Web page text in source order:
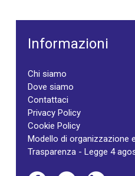
Informazioni
Chi siamo
Dove siamo
Contattaci
Privacy Policy
Cookie Policy
Modello di organizzazione
Trasparenza - Legge 4